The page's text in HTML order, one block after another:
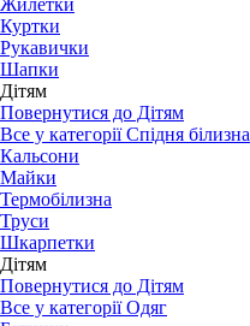
Жилетки
Куртки
Рукавички
Шапки
Дітям
Повернутися до Дітям
Все у категорії Спідня білизна
Кальсони
Майки
Термобілизна
Труси
Шкарпетки
Дітям
Повернутися до Дітям
Все у категорії Одяг